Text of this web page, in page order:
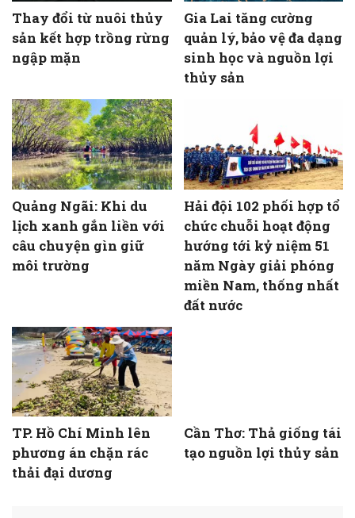
Thay đổi từ nuôi thủy
sản kết hợp trồng rừng
ngập mặn
Gia Lai tăng cường
quản lý, bảo vệ đa dạng
sinh học và nguồn lợi
thủy sản
Quảng Ngãi: Khi du
lịch xanh gắn liền với
câu chuyện gìn giữ
môi trường
Hải đội 102 phối hợp tổ
chức chuỗi hoạt động
hướng tới kỷ niệm 51
năm Ngày giải phóng
miền Nam, thống nhất
đất nước
TP. Hồ Chí Minh lên
phương án chặn rác
thải đại dương
Cần Thơ: Thả giống tái
tạo nguồn lợi thủy sản